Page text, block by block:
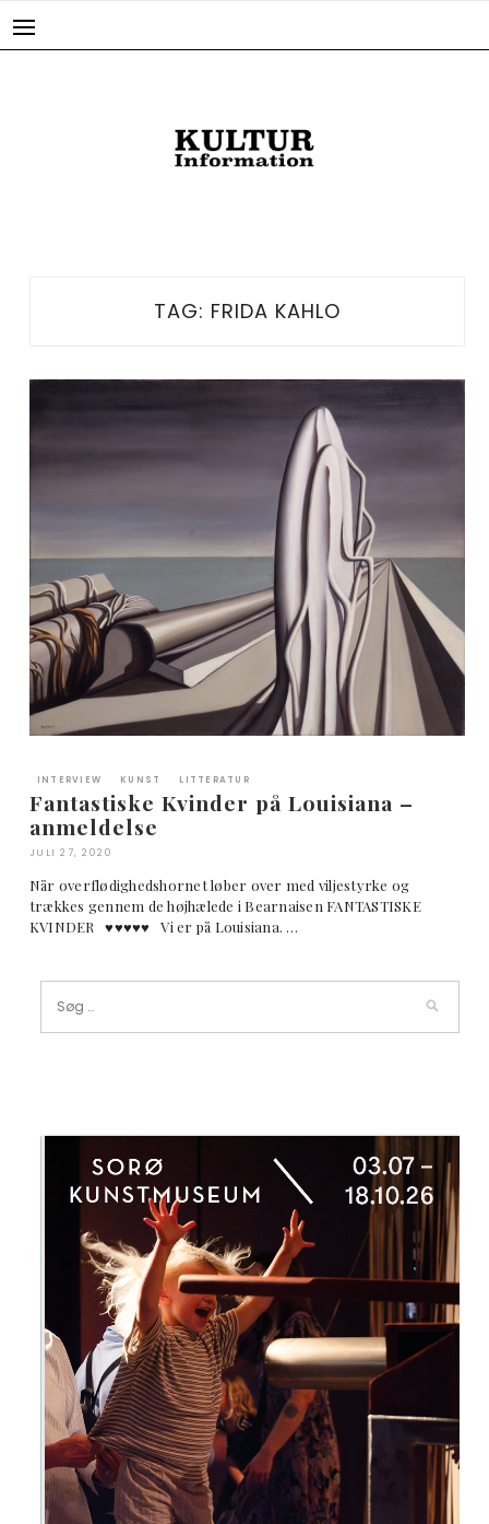
TAG: FRIDA KAHLO
INTERVIEW KUNST LITTERATUR
Fantastiske Kvinder på Louisiana –
anmeldelse
JULI 27, 2020
Når overflødighedshornet løber over med viljestyrke og
trækkes gennem de højhælede i Bearnaisen FANTASTISKE
KVINDER ♥︎♥︎♥︎♥︎♥︎ Vi er på Louisiana. …